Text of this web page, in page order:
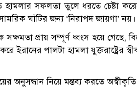
হামলার সফলতা তুলে ধরতে চেষ্টা
ঘাঁটির জন্য ‘নিরাপদ জায়গা’ নয়।
প্রায় সম্পূর্ণ ধ্বংস হয়ে গেছে,
ইরানের পালটা হামলা যুক্তরাষ্ট্রের
অনুসন্ধান নিয়ে মন্তব্য করতে